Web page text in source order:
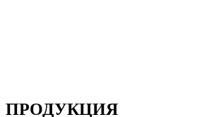
ПРОДУКЦИЯ